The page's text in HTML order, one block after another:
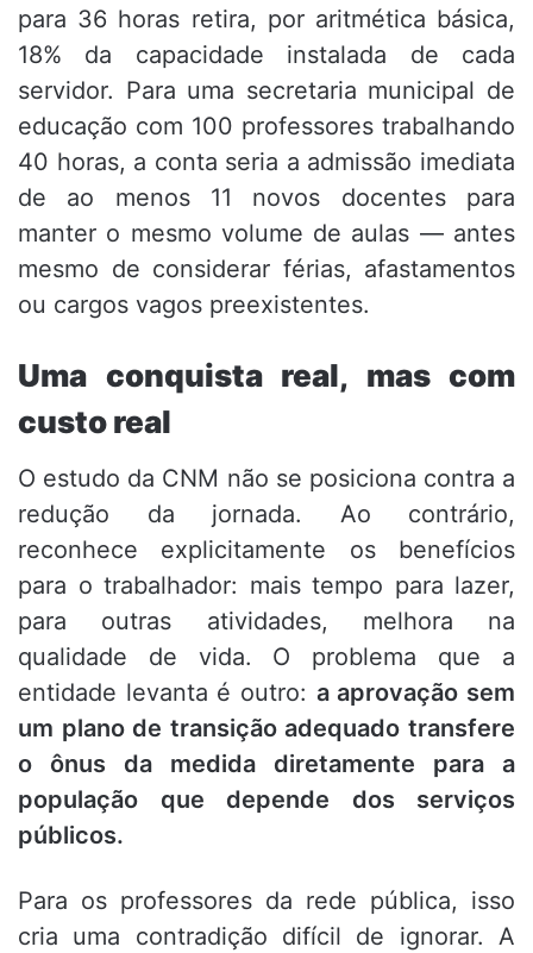
para 36 horas retira, por aritmética básica,
18% da capacidade instalada de cada
servidor. Para uma secretaria municipal de
educação com 100 professores trabalhando
40 horas, a conta seria a admissão imediata
de ao menos 11 novos docentes para
manter o mesmo volume de aulas — antes
mesmo de considerar férias, afastamentos
ou cargos vagos preexistentes.
Uma conquista real, mas com
custo real
O estudo da CNM não se posiciona contra a
redução da jornada. Ao contrário,
reconhece explicitamente os benefícios
para o trabalhador: mais tempo para lazer,
para outras atividades, melhora na
qualidade de vida. O problema que a
entidade levanta é outro: a aprovação sem
um plano de transição adequado transfere
o ônus da medida diretamente para a
população que depende dos serviços
públicos.
Para os professores da rede pública, isso
cria uma contradição difícil de ignorar. A